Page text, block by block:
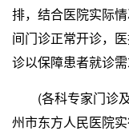
排，结合医院实际
间门诊正常开诊，
诊以保障患者就诊需
(各科专家门诊及
州市东方人民医院